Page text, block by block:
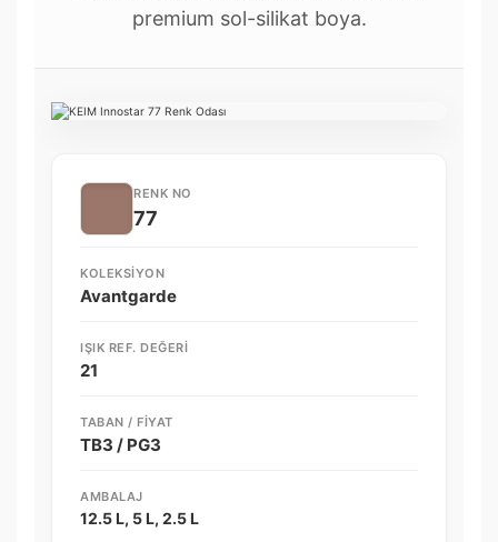
premium sol-silikat boya.
RENK NO
77
KOLEKSIYON
Avantgarde
IŞIK REF. DEĞERI
21
TABAN / FIYAT
TB3 / PG3
AMBALAJ
12.5 L, 5 L, 2.5 L